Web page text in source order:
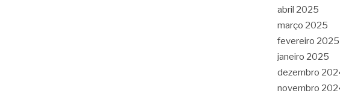
abril 2025
março 2025
fevereiro 2025
janeiro 2025
dezembro
novembro